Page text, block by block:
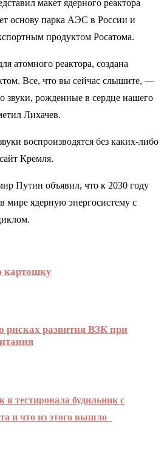
макет ядерного реактора
основу парка АЭС в России и
продуктом Росатома.
атомного реактора, создана
Все, что вы сейчас слышите, —
звуки, рожденные в сердце нашего
Лихачев.
воспроизводятся без каких-либо
Кремля.
Путин объявил, что к 2030 году
мире ядерную энергосистему с
картошку
рисках развития ВЗК при
тестировала будильник с
и что из этого вышло